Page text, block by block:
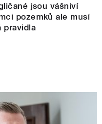
jsou vášniví
pozemků ale musí
pravidla